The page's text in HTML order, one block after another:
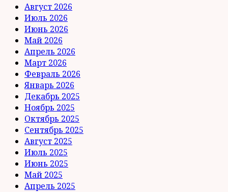
Август 2026
Июль 2026
Июнь 2026
Май 2026
Апрель 2026
Март 2026
Февраль 2026
Январь 2026
Декабрь 2025
Ноябрь 2025
Октябрь 2025
Сентябрь 2025
Август 2025
Июль 2025
Июнь 2025
Май 2025
Апрель 2025